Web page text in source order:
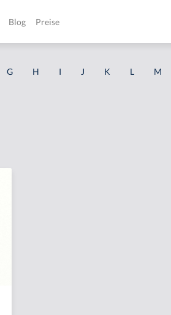
Blog Preise
G H I J K L M